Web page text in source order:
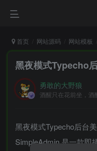
首页 网站源码 网站模板
黑夜模式Typecho
勇敢的大野狼
酒醒只在花前坐，酒
黑夜模式Typecho后台
SimpleAdmin 是一款即